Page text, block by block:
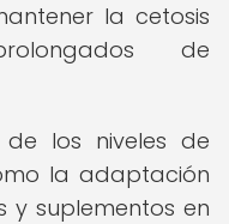
la cetosis
de
de los niveles de
la adaptación
y suplementos en